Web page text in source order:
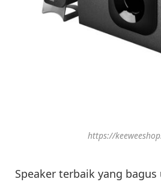
https://
Speaker terbaik yang